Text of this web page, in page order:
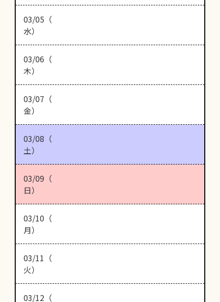
03/05（
水）
03/06（
木）
03/07（
金）
03/08（
土）
03/09（
日）
03/10（
月）
03/11（
火）
03/12（